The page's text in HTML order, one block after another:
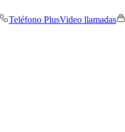
Teléfono PlusVideo llamadas